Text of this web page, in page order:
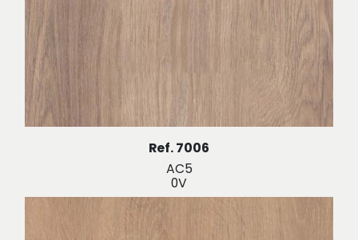
Ref. 7006
AC5
0V